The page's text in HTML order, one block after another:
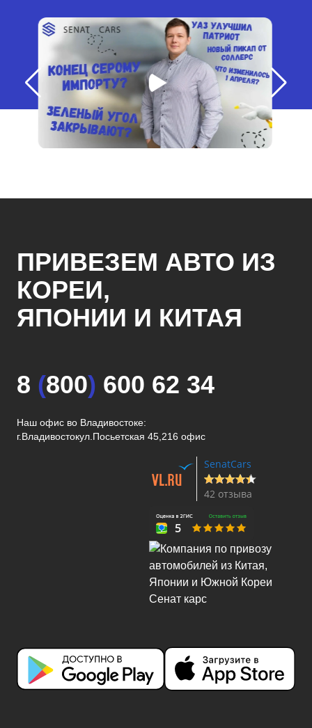
ПРИВЕЗЕМ АВТО ИЗ
КОРЕИ,
ЯПОНИИ И КИТАЯ
8 (800) 600 62 34
Наш офис во Владивостоке:
г.Владивостокул.Посьетская 45,216 офис
SenatCars
42 отзыва